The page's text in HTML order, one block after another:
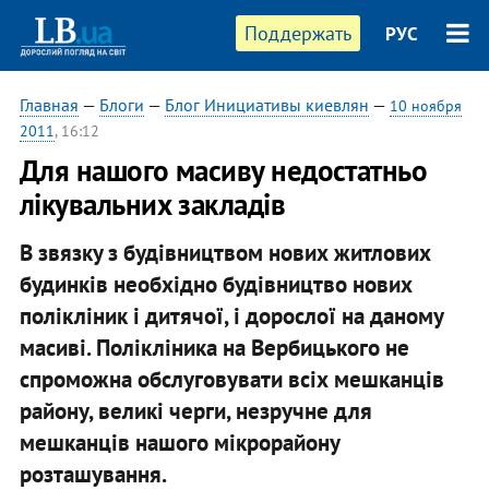
Поддержать РУС
Главная — Блоги — Блог Инициативы киевлян — 10 ноября
2011, 16:12
Для нашого масиву недостатньо
лікувальних закладів
В звязку з будівництвом нових житлових
будинків необхідно будівництво нових
полікліник і дитячої, і дорослої на даному
масиві. Полікліника на Вербицького не
спроможна обслуговувати всіх мешканців
району, великі черги, незручне для
мешканців нашого мікрорайону
розташування.